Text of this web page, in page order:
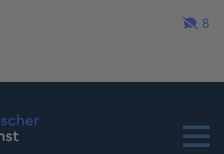
8
Menu